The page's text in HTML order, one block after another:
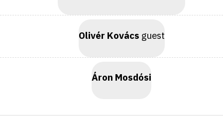
Olivér Kovács guest
Áron Mosdósi